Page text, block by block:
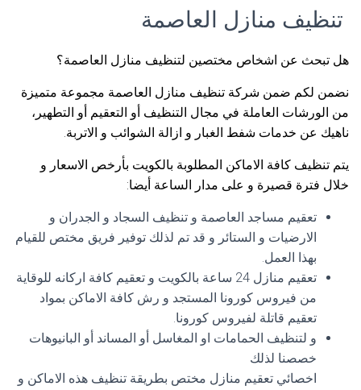
تنظيف منازل العاصمة
هل تبحث عن اشخاص مختصين لتنظيف منازل العاصمة؟
نضمن لكم ضمن شركة تنظيف منازل العاصمة مجموعة متميزة
من الورشات العاملة في مجال التنظيف أو التعقيم أو التطهير،
ناهيك عن خدمات شفط الغبار و ازالة الشوائب و الاتربة.
يتم تنظيف كافة الاماكن المطلوبة بالكويت بأرخص الاسعار و
خلال فترة قصيرة و على مدار الساعة أيضا:
تعقيم مساجد العاصمة و تنظيف السجاد و الجدران و
الارضيات و الستائر و قد تم لذلك توفير فريق مختص للقيام
بهذا العمل.
تعقيم منازل 24 ساعة بالكويت و تعقيم كافة اركانه للوقاية
من فيروس كورونا المستجد و رش كافة الاماكن بمواد
تعقيم قاتلة لفيروس كورونا.
و لتنظيف الحمامات او المغاسل أو المساند أو البانيوهات
خصصنا لذلك
اخصائي تعقيم منازل مختص بطريقة تنظيف هذه الاماكن و